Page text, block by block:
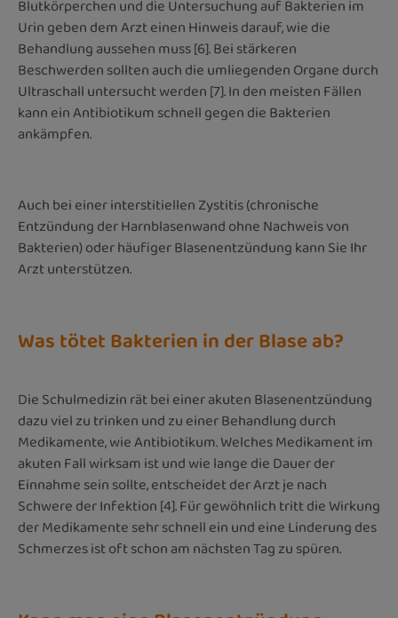
Blutkörperchen und die Untersuchung auf Bakterien im
Urin geben dem Arzt einen Hinweis darauf, wie die
Behandlung aussehen muss [6]. Bei stärkeren
Beschwerden sollten auch die umliegenden Organe durch
Ultraschall untersucht werden [7]. In den meisten Fällen
kann ein Antibiotikum schnell gegen die Bakterien
ankämpfen.
Auch bei einer interstitiellen Zystitis (chronische
Entzündung der Harnblasenwand ohne Nachweis von
Bakterien) oder häufiger Blasenentzündung kann Sie Ihr
Arzt unterstützen.
Was tötet Bakterien in der Blase ab?
Die Schulmedizin rät bei einer akuten Blasenentzündung
dazu viel zu trinken und zu einer Behandlung durch
Medikamente, wie Antibiotikum. Welches Medikament im
akuten Fall wirksam ist und wie lange die Dauer der
Einnahme sein sollte, entscheidet der Arzt je nach
Schwere der Infektion [4]. Für gewöhnlich tritt die Wirkung
der Medikamente sehr schnell ein und eine Linderung des
Schmerzes ist oft schon am nächsten Tag zu spüren.